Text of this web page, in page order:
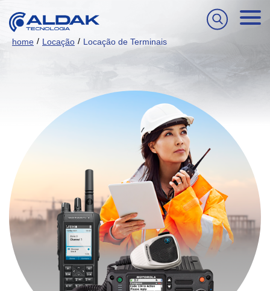
home / Locação / Locação de Terminais